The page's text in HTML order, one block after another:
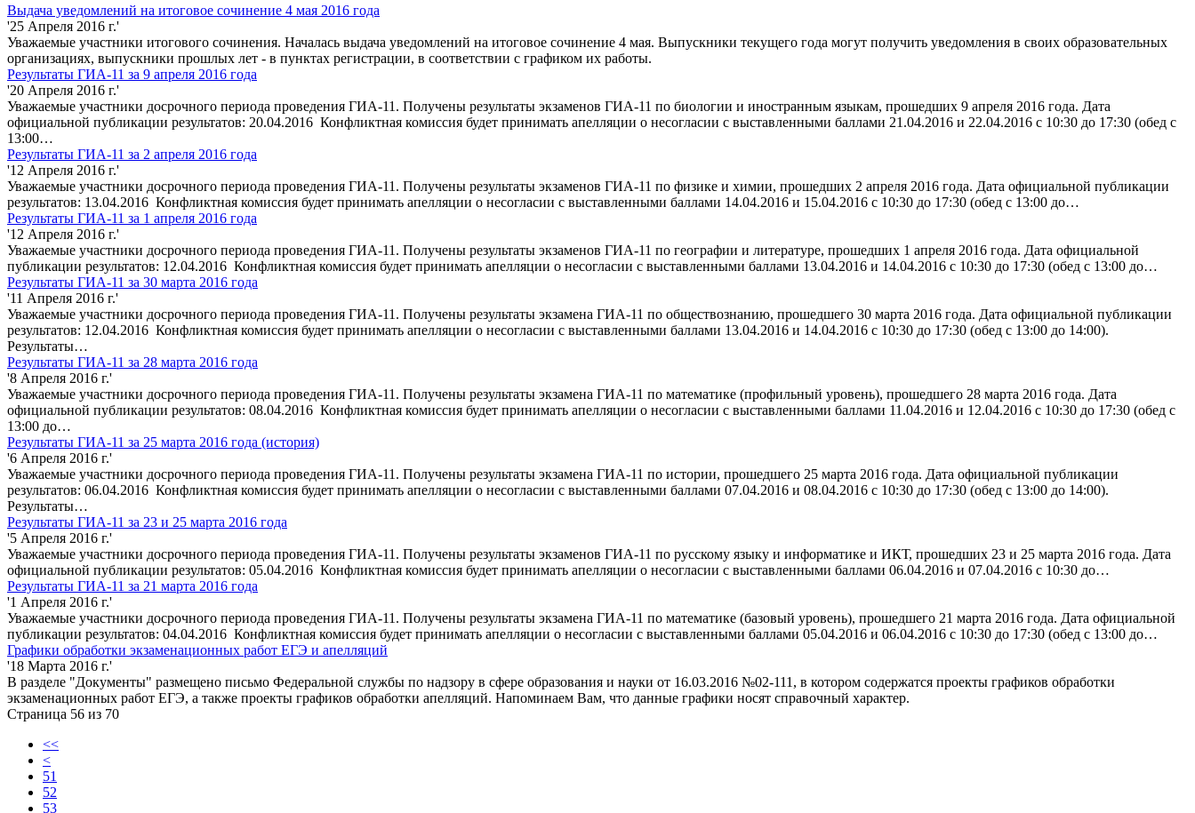
Выдача уведомлений на итоговое сочинение 4 мая 2016 года
'25 Апреля 2016 г.'
Уважаемые участники итогового сочинения. Началась выдача уведомлений на итоговое сочинение 4 мая. Выпускники текущего года могут получить уведомления в своих образовательных
организациях, выпускники прошлых лет - в пунктах регистрации, в соответствии с графиком их работы.
Результаты ГИА-11 за 9 апреля 2016 года
'20 Апреля 2016 г.'
Уважаемые участники досрочного периода проведения ГИА-11. Получены результаты экзаменов ГИА-11 по биологии и иностранным языкам, прошедших 9 апреля 2016 года. Дата
официальной публикации результатов: 20.04.2016 Конфликтная комиссия будет принимать апелляции о несогласии с выставленными баллами 21.04.2016 и 22.04.2016 с 10:30 до 17:30 (обед с
13:00…
Результаты ГИА-11 за 2 апреля 2016 года
'12 Апреля 2016 г.'
Уважаемые участники досрочного периода проведения ГИА-11. Получены результаты экзаменов ГИА-11 по физике и химии, прошедших 2 апреля 2016 года. Дата официальной публикации
результатов: 13.04.2016 Конфликтная комиссия будет принимать апелляции о несогласии с выставленными баллами 14.04.2016 и 15.04.2016 с 10:30 до 17:30 (обед с 13:00 до…
Результаты ГИА-11 за 1 апреля 2016 года
'12 Апреля 2016 г.'
Уважаемые участники досрочного периода проведения ГИА-11. Получены результаты экзаменов ГИА-11 по географии и литературе, прошедших 1 апреля 2016 года. Дата официальной
публикации результатов: 12.04.2016 Конфликтная комиссия будет принимать апелляции о несогласии с выставленными баллами 13.04.2016 и 14.04.2016 с 10:30 до 17:30 (обед с 13:00 до…
Результаты ГИА-11 за 30 марта 2016 года
'11 Апреля 2016 г.'
Уважаемые участники досрочного периода проведения ГИА-11. Получены результаты экзамена ГИА-11 по обществознанию, прошедшего 30 марта 2016 года. Дата официальной публикации
результатов: 12.04.2016 Конфликтная комиссия будет принимать апелляции о несогласии с выставленными баллами 13.04.2016 и 14.04.2016 с 10:30 до 17:30 (обед с 13:00 до 14:00).
Результаты…
Результаты ГИА-11 за 28 марта 2016 года
'8 Апреля 2016 г.'
Уважаемые участники досрочного периода проведения ГИА-11. Получены результаты экзамена ГИА-11 по математике (профильный уровень), прошедшего 28 марта 2016 года. Дата
официальной публикации результатов: 08.04.2016 Конфликтная комиссия будет принимать апелляции о несогласии с выставленными баллами 11.04.2016 и 12.04.2016 с 10:30 до 17:30 (обед с
13:00 до…
Результаты ГИА-11 за 25 марта 2016 года (история)
'6 Апреля 2016 г.'
Уважаемые участники досрочного периода проведения ГИА-11. Получены результаты экзамена ГИА-11 по истории, прошедшего 25 марта 2016 года. Дата официальной публикации
результатов: 06.04.2016 Конфликтная комиссия будет принимать апелляции о несогласии с выставленными баллами 07.04.2016 и 08.04.2016 с 10:30 до 17:30 (обед с 13:00 до 14:00).
Результаты…
Результаты ГИА-11 за 23 и 25 марта 2016 года
'5 Апреля 2016 г.'
Уважаемые участники досрочного периода проведения ГИА-11. Получены результаты экзаменов ГИА-11 по русскому языку и информатике и ИКТ, прошедших 23 и 25 марта 2016 года. Дата
официальной публикации результатов: 05.04.2016 Конфликтная комиссия будет принимать апелляции о несогласии с выставленными баллами 06.04.2016 и 07.04.2016 с 10:30 до…
Результаты ГИА-11 за 21 марта 2016 года
'1 Апреля 2016 г.'
Уважаемые участники досрочного периода проведения ГИА-11. Получены результаты экзамена ГИА-11 по математике (базовый уровень), прошедшего 21 марта 2016 года. Дата официальной
публикации результатов: 04.04.2016 Конфликтная комиссия будет принимать апелляции о несогласии с выставленными баллами 05.04.2016 и 06.04.2016 с 10:30 до 17:30 (обед с 13:00 до…
Графики обработки экзаменационных работ ЕГЭ и апелляций
'18 Марта 2016 г.'
В разделе "Документы" размещено письмо Федеральной службы по надзору в сфере образования и науки от 16.03.2016 №02-111, в котором содержатся проекты графиков обработки
экзаменационных работ ЕГЭ, а также проекты графиков обработки апелляций. Напоминаем Вам, что данные графики носят справочный характер.
Страница 56 из 70
<<
<
51
52
53